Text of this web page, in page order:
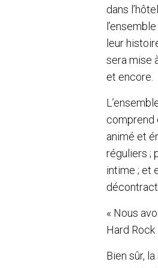
dans
leur
sera mise
et encore.
comprend
animé et
réguliers ;
intime ; et
« Nous
Hard Rock
Bien sûr,